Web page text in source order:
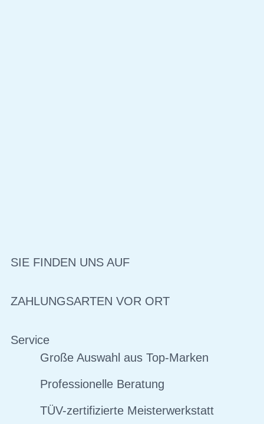
SIE FINDEN UNS AUF
ZAHLUNGSARTEN VOR ORT
Service
Große Auswahl aus Top-Marken
Professionelle Beratung
TÜV-zertifizierte Meisterwerkstatt